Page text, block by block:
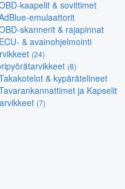
kaapelit & sovittimet
emulaattorit
skannerit & rajapinnat
ECU- & avainohjelmointi
(24)
(8)
& kypärätelineet
ja Kapselit
(7)